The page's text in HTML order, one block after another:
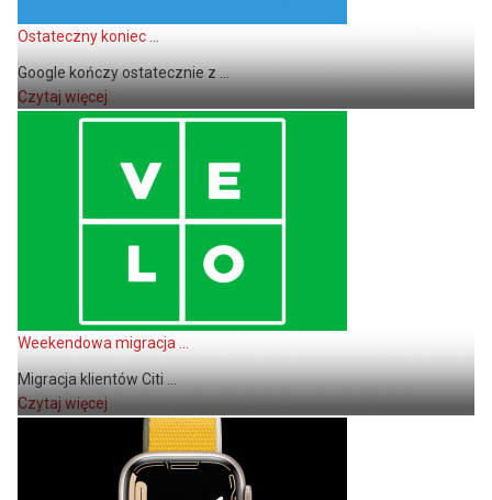
Ostateczny koniec ...
Google kończy ostatecznie z ...
Czytaj więcej
Weekendowa migracja ...
Migracja klientów Citi ...
Czytaj więcej